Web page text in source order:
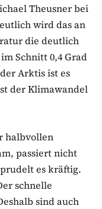
Theusner bei
wird das an
die deutlich
Schnitt 0,4 Grad
Arktis ist es
der Klimawandel
halbvollen
passiert nicht
es kräftig.
schnelle
sind auch